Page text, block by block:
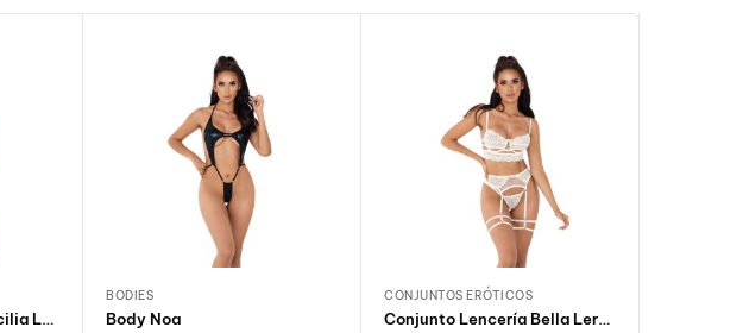
Conjunto Lencería Cecilia Lerot
BODIES
Body Noa
CONJUNTOS ERÓTICOS
Conjunto Lencería Bella Lerot Marfil